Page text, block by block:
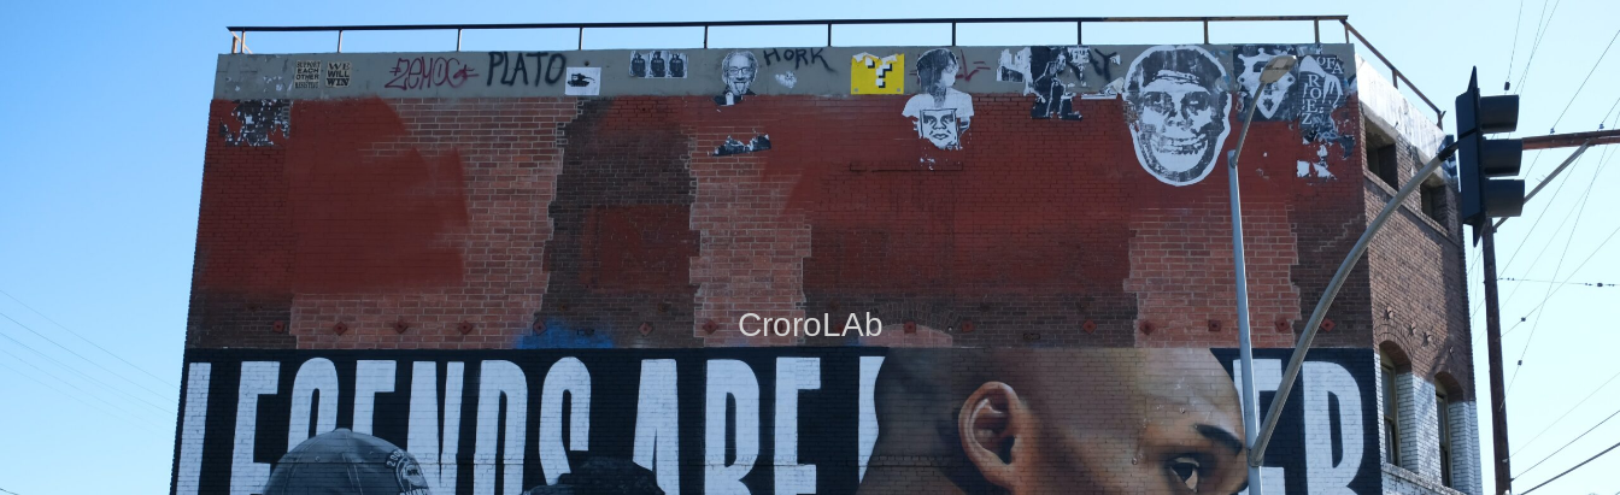
CroroLAb